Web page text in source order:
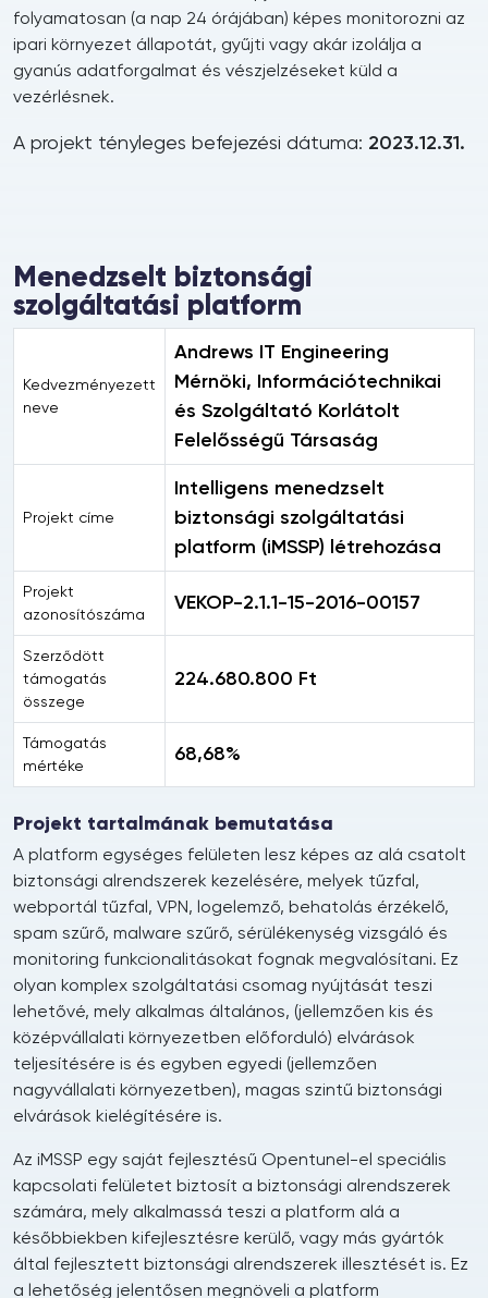
folyamatosan (a nap 24 órájában) képes monitorozni az
ipari környezet állapotát, gyűjti vagy akár izolálja a
gyanús adatforgalmat és vészjelzéseket küld a
vezérlésnek.
A projekt tényleges befejezési dátuma: 2023.12.31.
Menedzselt biztonsági
szolgáltatási platform
Kedvezményezett
neve
Andrews IT Engineering
Mérnöki, Információtechnikai
és Szolgáltató Korlátolt
Felelősségű Társaság
Projekt címe
Intelligens menedzselt
biztonsági szolgáltatási
platform (iMSSP) létrehozása
Projekt
azonosítószáma
VEKOP-2.1.1-15-2016-00157
Szerződött
támogatás
összege
224.680.800 Ft
Támogatás
mértéke
68,68%
Projekt tartalmának bemutatása
A platform egységes felületen lesz képes az alá csatolt
biztonsági alrendszerek kezelésére, melyek tűzfal,
webportál tűzfal, VPN, logelemző, behatolás érzékelő,
spam szűrő, malware szűrő, sérülékenység vizsgáló és
monitoring funkcionalitásokat fognak megvalósítani. Ez
olyan komplex szolgáltatási csomag nyújtását teszi
lehetővé, mely alkalmas általános, (jellemzően kis és
középvállalati környezetben előforduló) elvárások
teljesítésére is és egyben egyedi (jellemzően
nagyvállalati környezetben), magas szintű biztonsági
elvárások kielégítésére is.
Az iMSSP egy saját fejlesztésű Opentunel-el speciális
kapcsolati felületet biztosít a biztonsági alrendszerek
számára, mely alkalmassá teszi a platform alá a
későbbiekben kifejlesztésre kerülő, vagy más gyártók
által fejlesztett biztonsági alrendszerek illesztését is. Ez
a lehetőség jelentősen megnöveli a platform